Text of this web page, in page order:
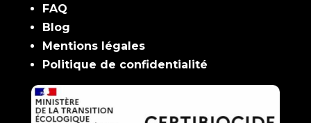
FAQ
Blog
Mentions légales
Politique de confidentialité